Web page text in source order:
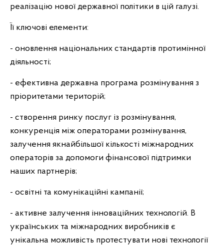
реалізацію нової державної політики в цій галузі.
Її ключові елементи:
- оновлення національних стандартів протимінної
діяльності;
- ефективна державна програма розмінування з
пріоритетами територій;
- створення ринку послуг із розмінування,
конкуренція між операторами розмінування,
залучення якнайбільшої кількості міжнародних
операторів за допомоги фінансової підтримки
наших партнерів;
- освітні та комунікаційні кампанії;
- активне залучення інноваційних технологій. В
українських та міжнародних виробників є
унікальна можливість протестувати нові технології